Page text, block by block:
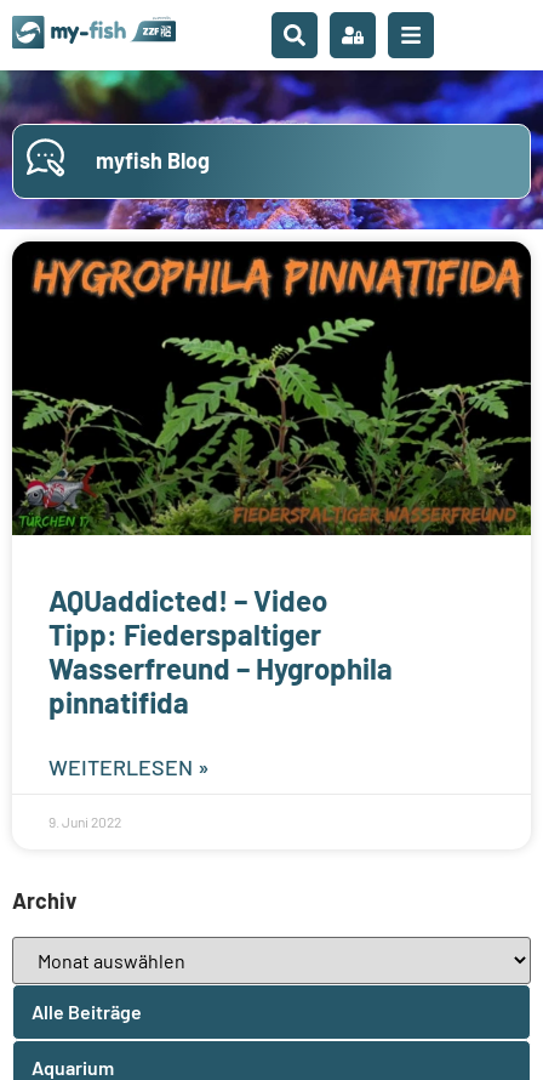
myfish Blog
AQUaddicted! – Video
Tipp: Fiederspaltiger
Wasserfreund – Hygrophila
pinnatifida
WEITERLESEN »
9. Juni 2022
Archiv
Alle Beiträge
Aquarium